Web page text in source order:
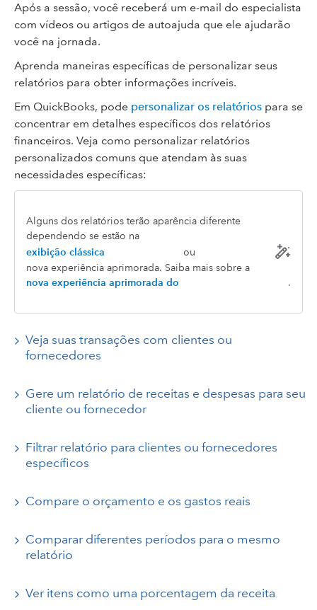
Após a sessão, você receberá um e-mail do especialista
com vídeos ou artigos de autoajuda que ele ajudarão
você na jornada.
Aprenda maneiras específicas de personalizar seus
relatórios para obter informações incríveis.
Em QuickBooks, pode personalizar os relatórios para se
concentrar em detalhes específicos dos relatórios
financeiros. Veja como personalizar relatórios
personalizados comuns que atendam às suas
necessidades específicas:
Alguns dos relatórios terão aparência diferente
dependendo se estão na
exibição clássica
ou
nova experiência aprimorada. Saiba mais sobre a
nova experiência aprimorada do
.
Veja suas transações com clientes ou
fornecedores
Gere um relatório de receitas e despesas para seu
cliente ou fornecedor
Filtrar relatório para clientes ou fornecedores
específicos
Compare o orçamento e os gastos reais
Comparar diferentes períodos para o mesmo
relatório
Ver itens como uma porcentagem da receita